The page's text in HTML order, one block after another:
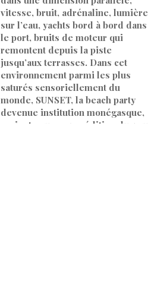
vitesse, bruit, adrénaline, lumière
sur l’eau, yachts bord à bord dans
le port, bruits de moteur qui
remontent depuis la piste
jusqu’aux terrasses. Dans cet
environnement parmi les plus
saturés sensoriellement du
monde, SUNSET, la beach party
devenue institution monégasque,
revient pour sa 13e édition du 5 au